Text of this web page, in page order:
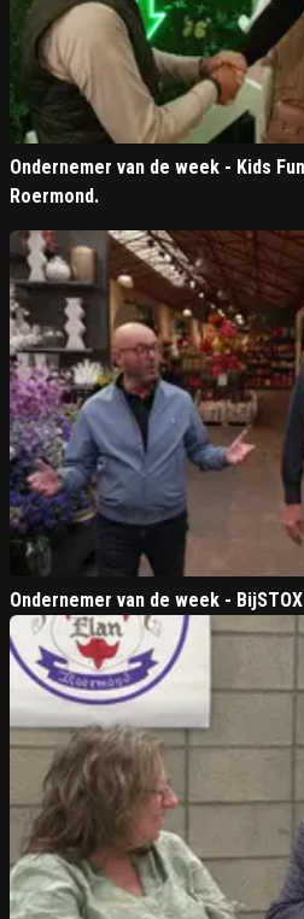
Ondernemer van de week - Kids
Roermond.
Ondernemer van de week - BijSTOX